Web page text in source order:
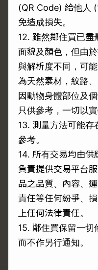
(QR Code) 給他人
免造成損失。
12. 雖然鄰住買已
面貌及顏色，但由
與解析度不同，可
為天然素材，紋路
因動物身體部位及
只供參考，一切以
13. 測量方法可能
參考。
14. 所有交易均由供
負責提供交易平台
品之品質、內容、
責任等任何紛爭、
上任何法律責任。
15. 鄰住買保留一切
而不作另行通知。